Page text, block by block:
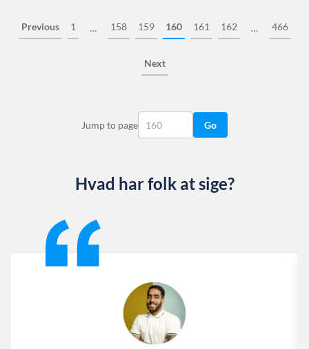
Previous 1 … 158 159 160 161 162 … 466
Next
Jump to page Go
Hvad har folk at sige?